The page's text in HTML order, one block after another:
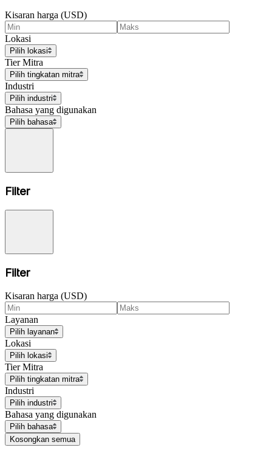
Kisaran harga (USD)
Lokasi
Pilih lokasi
Tier Mitra
Pilih tingkatan mitra
Industri
Pilih industri
Bahasa yang digunakan
Pilih bahasa
Filter
Filter
Kisaran harga (USD)
Layanan
Pilih layanan
Lokasi
Pilih lokasi
Tier Mitra
Pilih tingkatan mitra
Industri
Pilih industri
Bahasa yang digunakan
Pilih bahasa
Kosongkan semua